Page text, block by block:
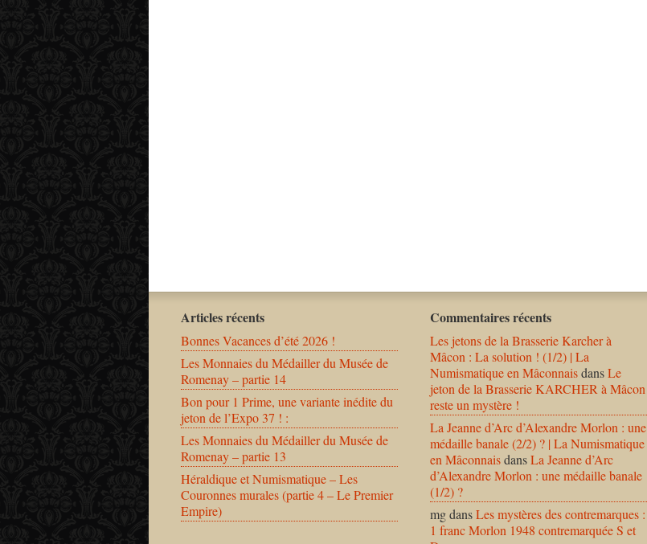
Articles récents
Bonnes Vacances d’été 2026 !
Les Monnaies du Médailler du Musée de
Romenay – partie 14
Bon pour 1 Prime, une variante inédite du
jeton de l’Expo 37 ! :
Les Monnaies du Médailler du Musée de
Romenay – partie 13
Héraldique et Numismatique – Les
Couronnes murales (partie 4 – Le Premier
Empire)
Commentaires récents
Les jetons de la Brasserie Karcher à
Mâcon : La solution ! (1/2) | La
Numismatique en MâconnaisdansLe
jeton de la Brasserie KARCHER à Mâcon
reste un mystère !
La Jeanne d’Arc d’Alexandre Morlon : une
médaille banale (2/2) ? | La Numismatique
en MâconnaisdansLa Jeanne d’Arc
d’Alexandre Morlon : une médaille banale
(1/2) ?
mgdansLes mystères des contremarques :
1 franc Morlon 1948 contremarquée S et